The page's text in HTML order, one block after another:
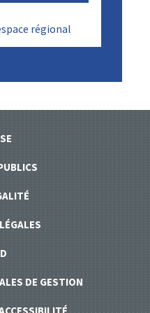
régional
DE GESTION